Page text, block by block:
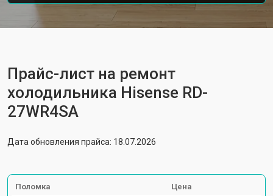
Прайс-лист на ремонт
холодильника Hisense RD-
27WR4SA
Дата обновления прайса: 18.07.2026
Поломка Цена